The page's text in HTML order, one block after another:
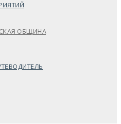
ОБЩИНА